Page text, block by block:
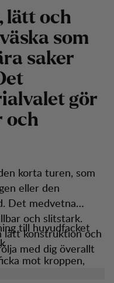
lätt och
som
saker
gör
och
korta turen, som
eller den
Det medvetna
och slitstark.
lätt konstruktion och
med dig överallt
till huvudfacket
mot kroppen,